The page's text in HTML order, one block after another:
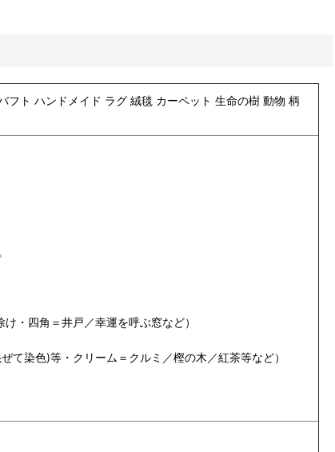
ト ハンドメイド ラグ 絨毯 カーペット 生命の樹 動物 柄
・四角＝井戸／幸運を呼ぶ窓など）
て染色)等・クリーム＝クルミ／樫の木／紅茶等など）